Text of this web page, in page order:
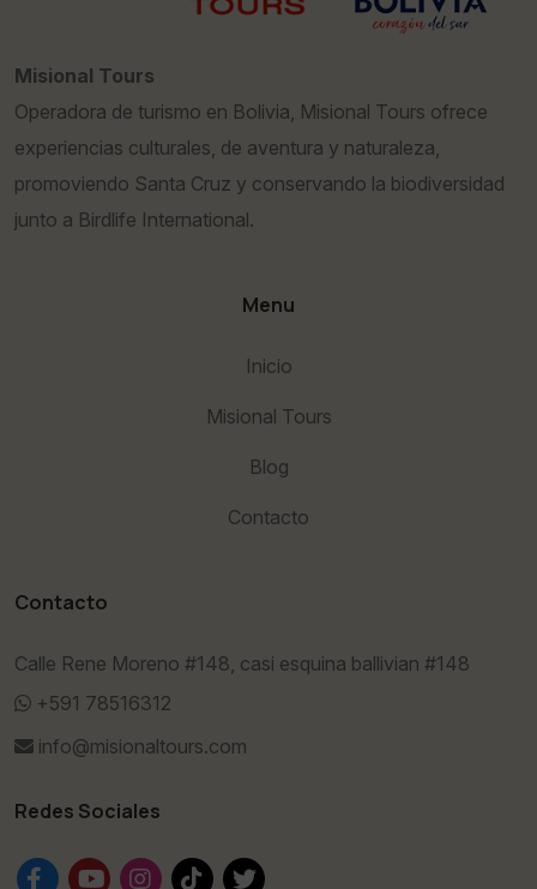
Misional Tours
Operadora de turismo en Bolivia, Misional Tours ofrece
experiencias culturales, de aventura y naturaleza,
promoviendo Santa Cruz y conservando la biodiversidad
junto a Birdlife International.
Menu
Inicio
Misional Tours
Blog
Contacto
Contacto
Calle Rene Moreno #148, casi esquina ballivian #148
+591 78516312
info@misionaltours.com
Redes Sociales